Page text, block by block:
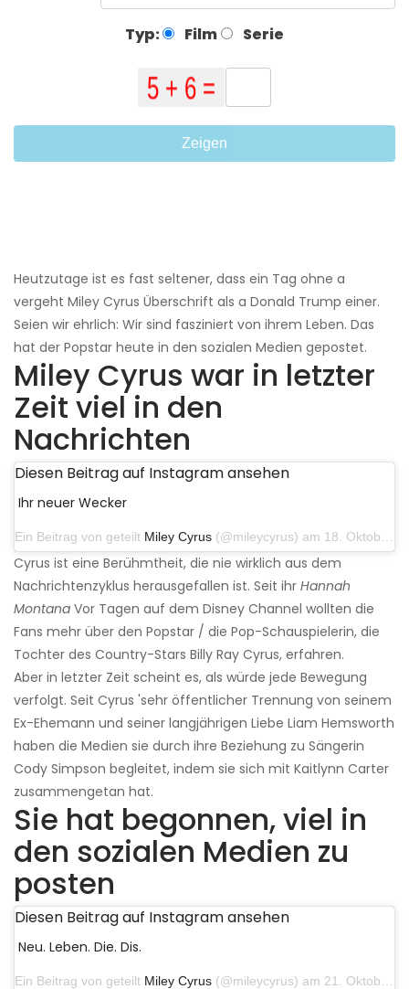
Typ: Film Serie
Zeigen
Heutzutage ist es fast seltener, dass ein Tag ohne a
vergeht Miley Cyrus Überschrift als a Donald Trump einer.
Seien wir ehrlich: Wir sind fasziniert von ihrem Leben. Das
hat der Popstar heute in den sozialen Medien gepostet.
Miley Cyrus war in letzter
Zeit viel in den
Nachrichten
Diesen Beitrag auf Instagram ansehen
Ihr neuer Wecker
Ein Beitrag von geteilt Miley Cyrus (@mileycyrus) am 18. Oktober 2019 um 19:03 Uhr PDT
Cyrus ist eine Berühmtheit, die nie wirklich aus dem
Nachrichtenzyklus herausgefallen ist. Seit ihr Hannah
Montana Vor Tagen auf dem Disney Channel wollten die
Fans mehr über den Popstar / die Pop-Schauspielerin, die
Tochter des Country-Stars Billy Ray Cyrus, erfahren.
Aber in letzter Zeit scheint es, als würde jede Bewegung
verfolgt. Seit Cyrus 'sehr öffentlicher Trennung von seinem
Ex-Ehemann und seiner langjährigen Liebe Liam Hemsworth
haben die Medien sie durch ihre Beziehung zu Sängerin
Cody Simpson begleitet, indem sie sich mit Kaitlynn Carter
zusammengetan hat.
Sie hat begonnen, viel in
den sozialen Medien zu
posten
Diesen Beitrag auf Instagram ansehen
Neu. Leben. Die. Dis.
Ein Beitrag von geteilt Miley Cyrus (@mileycyrus) am 21. Oktober 2019 um 12:31 Uhr PDT